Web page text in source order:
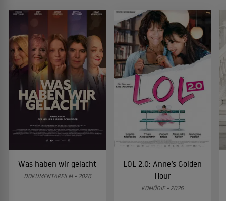
Was haben wir gelacht
DOKUMENTARFILM • 2026
LOL 2.0: Anne’s Golden
Hour
KOMÖDIE • 2026